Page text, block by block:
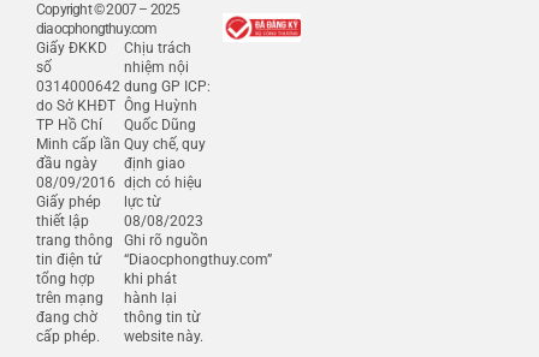
Copyright © 2007 – 2025
diaocphongthuy.com
Giấy ĐKKD
số
0314000642
do Sở KHĐT
TP Hồ Chí
Minh cấp lần
đầu ngày
08/09/2016
Giấy phép
thiết lập
trang thông
tin điện tử
tổng hợp
trên mạng
đang chờ
cấp phép.
Chịu trách
nhiệm nội
dung GP ICP:
Ông Huỳnh
Quốc Dũng
Quy chế, quy
định giao
dịch có hiệu
lực từ
08/08/2023
Ghi rõ nguồn
“Diaocphongthuy.com”
khi phát
hành lại
thông tin từ
website này.